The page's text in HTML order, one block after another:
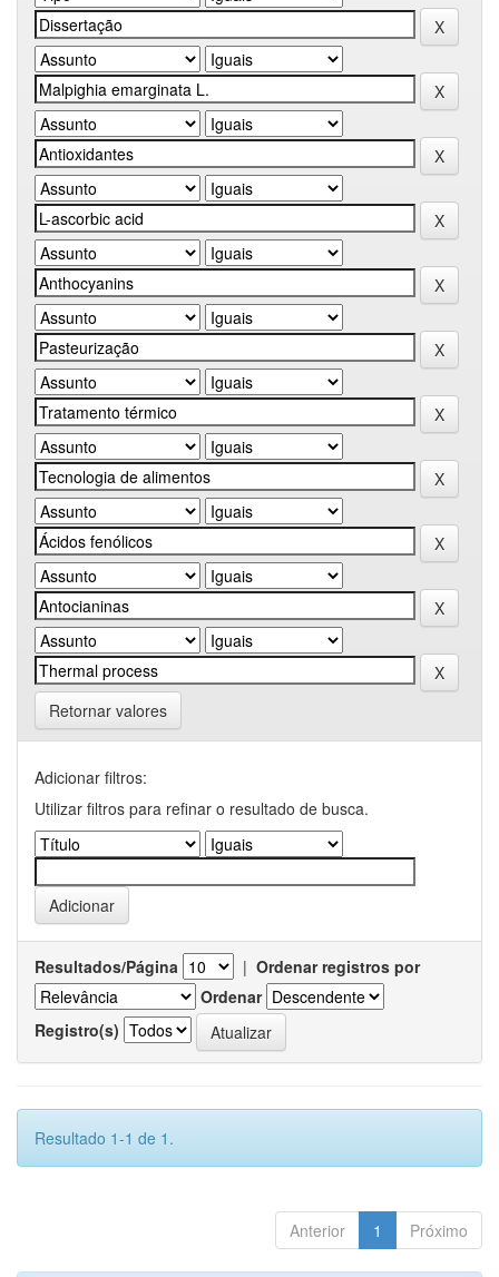
Retornar valores
Adicionar filtros:
Utilizar filtros para refinar o resultado de busca.
Resultados/Página | Ordenar registros por
Ordenar
Registro(s)
Resultado 1-1 de 1.
Anterior 1 Próximo